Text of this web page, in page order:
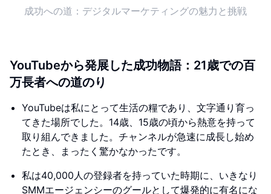
成功への道：デジタルマーケティングの魅力と挑戦
YouTubeから発展した成功物語：21歳での百
万長者への道のり
YouTubeは私にとって生活の糧であり、文字通り育っ
てきた場所でした。14歳、15歳の頃から熱意を持って
取り組んできました。チャンネルが急速に成長し始め
たとき、まったく驚かなかったです。
私は40,000人の登録者を持っていた時期に、いきなり
SMMエージェンシーのグールとして爆発的に有名にな